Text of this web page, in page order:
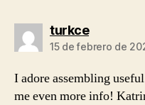
turkcedice:
15 de febrero de
I adore assembling
me even more info!